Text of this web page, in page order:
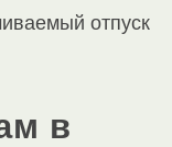
отпуск
в